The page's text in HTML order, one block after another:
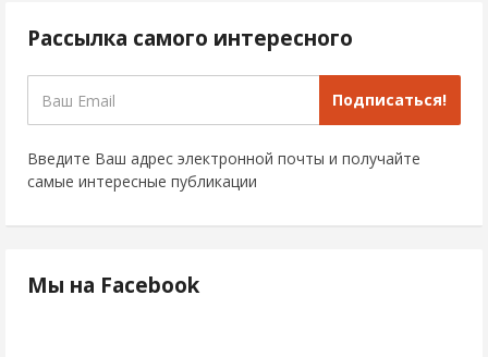
Рассылка самого интересного
Подписаться!
Введите Ваш адрес электронной почты и получайте
самые интересные публикации
Мы на Facebook